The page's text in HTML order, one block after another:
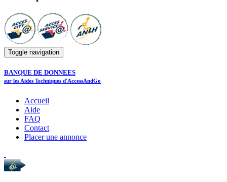
Toggle navigation
BANQUE DE DONNEES
sur les Aides Techniques d'AccessAndGo
Accueil
Aide
FAQ
Contact
Placer une annonce